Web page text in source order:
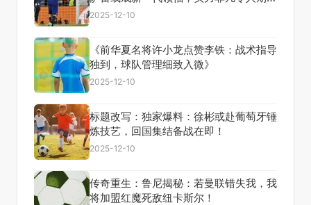
待！》
2025-12-10
《前华夏名将许小龙点赞李铁：战术指导
独到，球队管理细致入微》
2025-12-10
标题改写：独家爆料：徐彬或赴葡萄牙锤
炼技艺，回国集结备战在即！
2025-12-10
传奇重生：鲁尼揭秘：若曼联错失我，我
将加盟红魔死敌纽卡斯尔！